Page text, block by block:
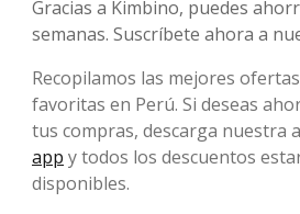
Gracias a Kimbino, puedes
semanas. Suscríbete ahora a
Recopilamos las mejores
favoritas en Perú. Si deseas
tus compras, descarga nuestra
app y todos los descuentos
disponibles.